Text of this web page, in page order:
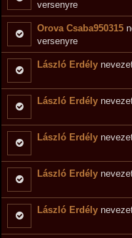
versenyre
Orova Csaba950315
versenyre
László Erdély
László Erdély
László Erdély
László Erdély
László Erdély